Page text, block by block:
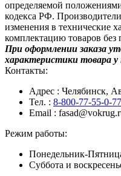
определяемой
кодекса РФ.
изменения в технические
комплектацию товаров без
При оформлении заказа
характеристики товара
Контакты:
Адрес : Челябинск,
Тел. : 8-800-77-55-0-77
Email :
Режим работы:
Понедельник-
Суббота и